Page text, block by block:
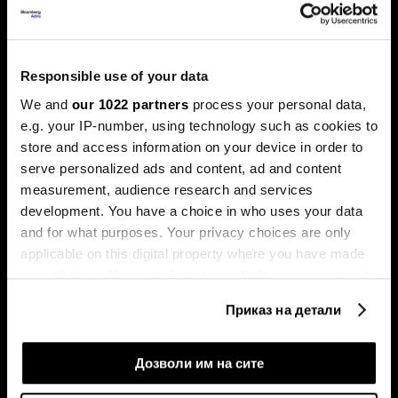
Responsible use of your data
We and our 1022 partners process your personal data,
e.g. your IP-number, using technology such as cookies to
store and access information on your device in order to
serve personalized ads and content, ad and content
measurement, audience research and services
development. You have a choice in who uses your data
and for what purposes. Your privacy choices are only
applicable on this digital property where you have made
your choices. You can change or withdraw your consent
If you allow, we would also like to:
Collect information about your geographical
Приказ на детали
Дозволи им на сите
еуфоријата, политичките потреси и инфлацијата ги
Берзански преглед:
Централните банки
мируваат, технологијата го
поттикнува растот
Портфолиото на
македонските резиденти во
странство првпат надмина
1,5 милијарда евра